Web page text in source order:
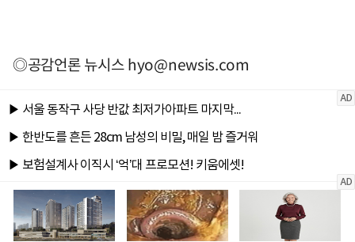
◎공감언론 뉴시스hyo@newsis.com